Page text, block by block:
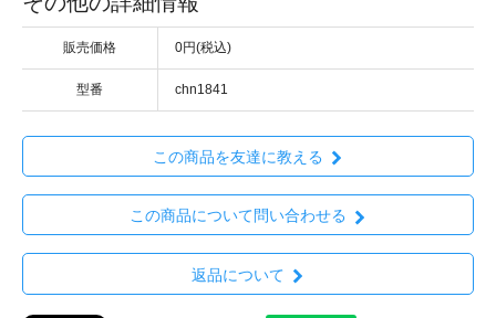
販売価格 0円(税込)
型番 chn1841
この商品を友達に教える
この商品について問い合わせる
返品について